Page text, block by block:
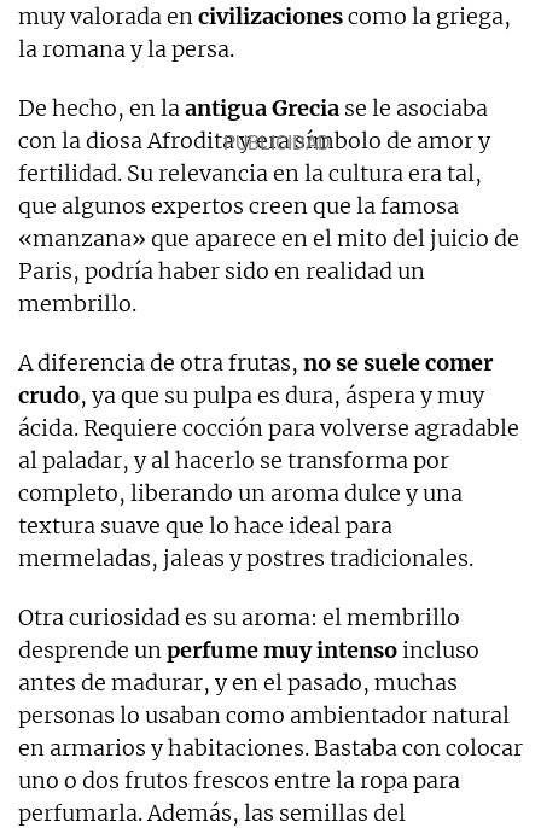
muy valorada encivilizacionescomo la griega,
la romana y la persa.
De hecho, en laantigua Grecia se le asociaba
con la diosa Afrodita y era símbolo de amor y
fertilidad. Su relevancia en la cultura era tal,
que algunos expertos creen que la famosa
«manzana» que aparece en el mito del juicio de
Paris, podría haber sido en realidad un
membrillo.
A diferencia de otra frutas, no se suele comer
crudo, ya que su pulpa es dura, áspera y muy
ácida. Requiere cocción para volverse agradable
al paladar, y al hacerlo se transforma por
completo, liberando un aroma dulce y una
textura suave que lo hace ideal para
mermeladas, jaleas y postres tradicionales.
Otra curiosidad es su aroma: el membrillo
desprende unperfume muy intensoincluso
antes de madurar, y en el pasado, muchas
personas lo usaban como ambientador natural
en armarios y habitaciones. Bastaba con colocar
uno o dos frutos frescos entre la ropa para
perfumarla. Además, las semillas del